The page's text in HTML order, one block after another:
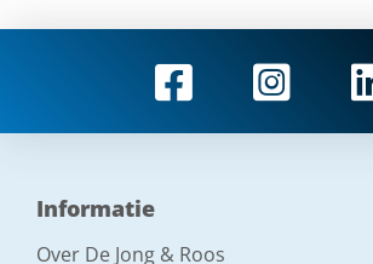
Informatie
Over De Jong & Roos